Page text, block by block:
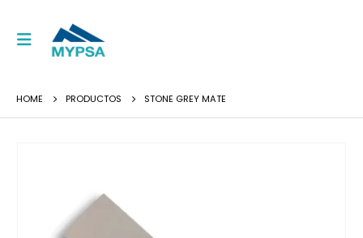
HOME PRODUCTOS STONE GREY MATE